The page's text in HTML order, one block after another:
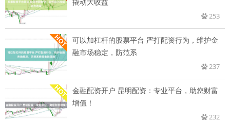
253
可以加杠杆的股票平台 严打配资行为，维护金
融市场稳定，防范系
237
金融配资开户 昆明配资：专业平台，助您财富
增值！
232